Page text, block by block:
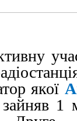
якої
1